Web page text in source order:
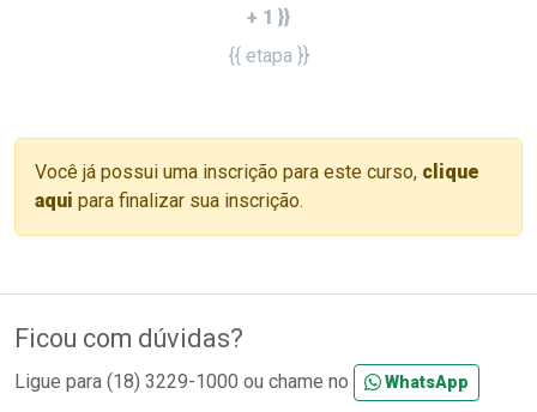
+ 1 }}
{{ etapa }}
Você já possui uma inscrição para este curso, clique
aqui para finalizar sua inscrição.
Ficou com dúvidas?
Ligue para (18) 3229-1000 ou chame no WhatsApp